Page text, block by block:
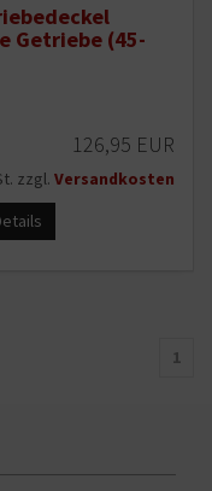
Getriebe (45-
126,95 EUR
zzgl. Versandkosten
1